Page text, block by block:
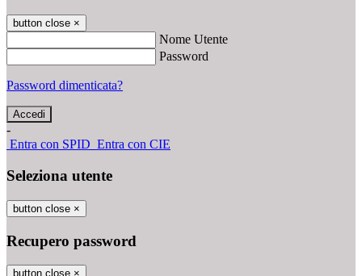
button close ×
Nome Utente
Password
Password dimenticata?
-
Entra con SPID Entra con CIE
Seleziona utente
button close ×
Recupero password
button close ×